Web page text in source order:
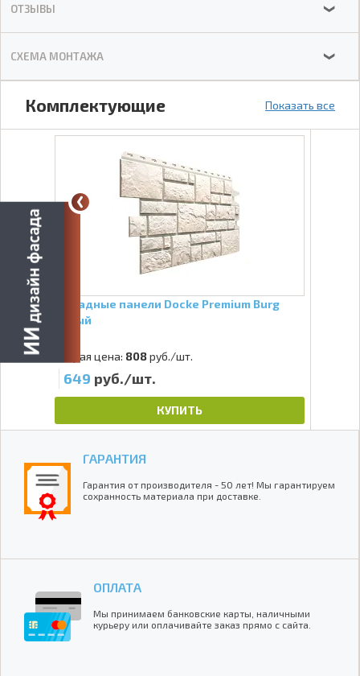
ОТЗЫВЫ ❯
СХЕМА МОНТАЖА ❯
Комплектующие Показать все
Фасадные панели Docke Premium Burg
Белый
Старая цена: 808руб./шт.
649 руб./шт.
КУПИТЬ
ГАРАНТИЯ
Гарантия от производителя - 50 лет! Мы гарантируем
сохранность материала при доставке.
ОПЛАТА
Мы принимаем банковские карты, наличными
курьеру или оплачивайте заказ прямо с сайта.